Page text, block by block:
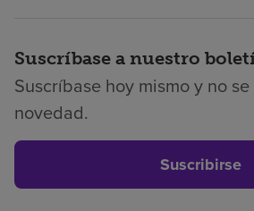
Suscríbase a nuestro
Suscríbase hoy mismo y no
novedad.
Suscribirse